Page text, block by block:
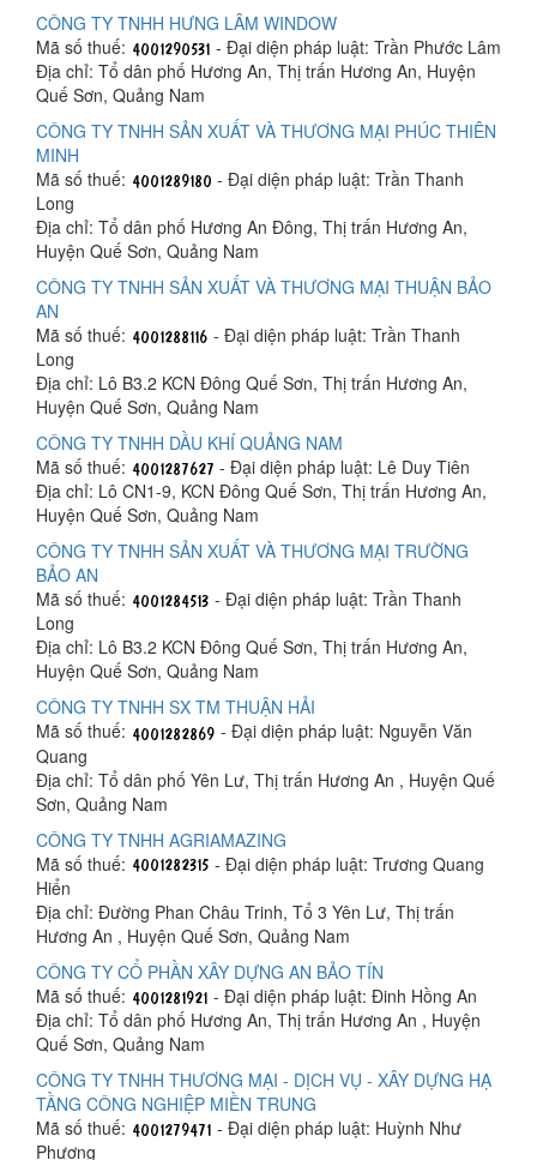
CÔNG TY TNHH HƯNG LÂM WINDOW
Mã số thuế:
- Đại diện pháp luật: Trần Phước Lâm
Địa chỉ: Tổ dân phố Hương An, Thị trấn Hương An, Huyện
Quế Sơn, Quảng Nam
CÔNG TY TNHH SẢN XUẤT VÀ THƯƠNG MẠI PHÚC THIÊN
MINH
Mã số thuế:
- Đại diện pháp luật: Trần Thanh
Long
Địa chỉ: Tổ dân phố Hương An Đông, Thị trấn Hương An,
Huyện Quế Sơn, Quảng Nam
CÔNG TY TNHH SẢN XUẤT VÀ THƯƠNG MẠI THUẬN BẢO
AN
Mã số thuế:
- Đại diện pháp luật: Trần Thanh
Long
Địa chỉ: Lô B3.2 KCN Đông Quế Sơn, Thị trấn Hương An,
Huyện Quế Sơn, Quảng Nam
CÔNG TY TNHH DẦU KHÍ QUẢNG NAM
Mã số thuế:
- Đại diện pháp luật: Lê Duy Tiên
Địa chỉ: Lô CN1-9, KCN Đông Quế Sơn, Thị trấn Hương An,
Huyện Quế Sơn, Quảng Nam
CÔNG TY TNHH SẢN XUẤT VÀ THƯƠNG MẠI TRƯỜNG
BẢO AN
Mã số thuế:
- Đại diện pháp luật: Trần Thanh
Long
Địa chỉ: Lô B3.2 KCN Đông Quế Sơn, Thị trấn Hương An,
Huyện Quế Sơn, Quảng Nam
CÔNG TY TNHH SX TM THUẬN HẢI
Mã số thuế:
- Đại diện pháp luật: Nguyễn Văn
Quang
Địa chỉ: Tổ dân phố Yên Lư, Thị trấn Hương An , Huyện Quế
Sơn, Quảng Nam
CÔNG TY TNHH AGRIAMAZING
Mã số thuế:
- Đại diện pháp luật: Trương Quang
Hiển
Địa chỉ: Đường Phan Châu Trinh, Tổ 3 Yên Lư, Thị trấn
Hương An , Huyện Quế Sơn, Quảng Nam
CÔNG TY CỔ PHẦN XÂY DỰNG AN BẢO TÍN
Mã số thuế:
- Đại diện pháp luật: Đinh Hồng An
Địa chỉ: Tổ dân phố Hương An, Thị trấn Hương An , Huyện
Quế Sơn, Quảng Nam
CÔNG TY TNHH THƯƠNG MẠI - DỊCH VỤ - XÂY DỰNG HẠ
TẦNG CÔNG NGHIỆP MIỀN TRUNG
Mã số thuế:
- Đại diện pháp luật: Huỳnh Như
Phượng